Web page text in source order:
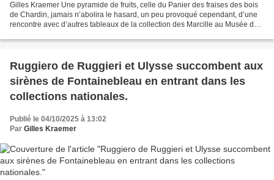
Gilles Kraemer Une pyramide de fruits, celle du Panier des fraises des bois
de Chardin, jamais n’abolira le hasard, un peu provoqué cependant, d’une
rencontre avec d’autres tableaux de la collection des Marcille au Musée des
Ruggiero de Ruggieri et Ulysse succombent aux
sirènes de Fontainebleau en entrant dans les
collections nationales.
Publié le 04/10/2025 à 13:02
Par Gilles Kraemer